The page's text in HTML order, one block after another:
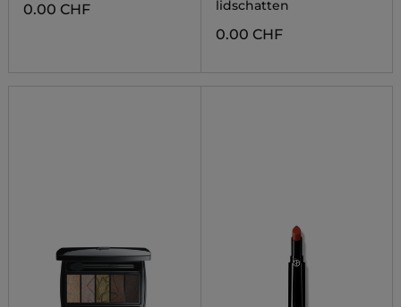
0.00 CHF lidschatten
0.00 CHF